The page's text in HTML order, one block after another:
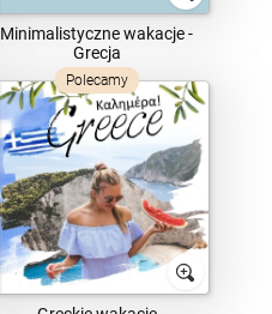
Minimalistyczne wakacje -
Grecja
Polecamy